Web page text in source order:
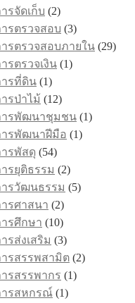
รจัดเก็บ (2)
รตรวจสอบ (3)
รตรวจสอบภายใน (29)
รตรวจเงิน (1)
รที่ดิน (1)
รป่าไม้ (12)
ารพัฒนาชุมชน (1)
รพัฒนาฝีมือ (1)
รพัสดุ (54)
รยุติธรรม (2)
รวัฒนธรรม (5)
รศาสนา (2)
รศึกษา (10)
รส่งเสริม (3)
รสรรพสามิต (2)
รสรรพากร (1)
ารสหกรณ์ (1)